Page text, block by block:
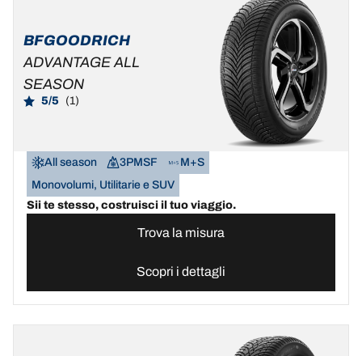
BFGOODRICH
ADVANTAGE ALL
SEASON
5/5 (1)
All season 3PMSF
M+S
Monovolumi, Utilitarie e SUV
Sii te stesso, costruisci il tuo viaggio.
Trova la misura
Scopri i dettagli